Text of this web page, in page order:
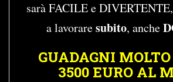
sarà FACILE e
a lavoraresubito, anche
GUADAGNI
3500 EURO AL